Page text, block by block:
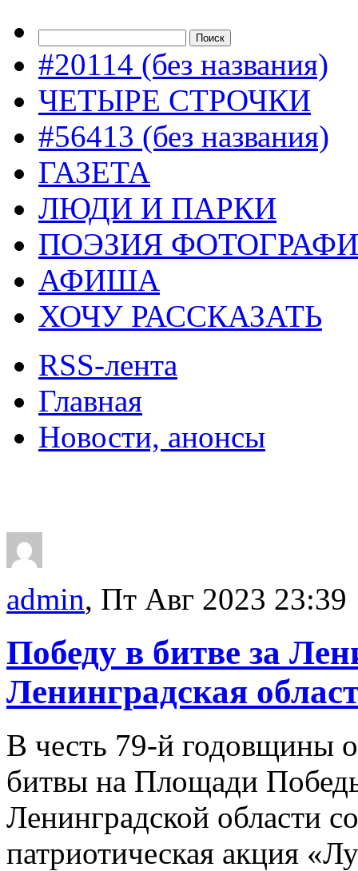
#20114 (без названия)
ЧЕТЫРЕ СТРОЧКИ
#56413 (без названия)
ГАЗЕТА
ЛЮДИ И ПАРКИ
ПОЭЗИЯ
АФИША
ХОЧУ РАССКАЗАТЬ
RSS-лента
Главная
Новости, анонсы
admin, Пт Авг 2023 23:39
Победу в битве за
Ленинградская
В честь 79-й годовщины
битвы на Площади
Ленинградской области
патриотическая акция